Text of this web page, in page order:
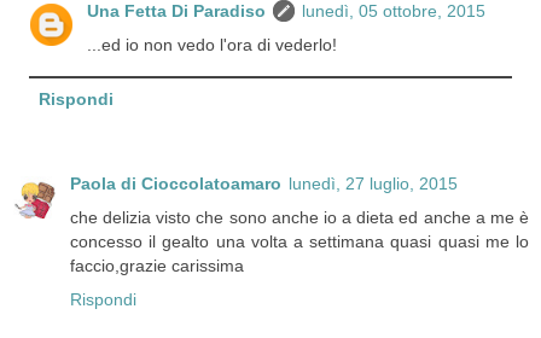
Una Fetta Di Paradiso
lunedì, 05 ottobre, 2015
...ed io non vedo l'ora di vederlo!
Rispondi
Paola di Cioccolatoamaro lunedì, 27 luglio, 2015
che delizia visto che sono anche io a dieta ed anche a me è
concesso il gealto una volta a settimana quasi quasi me lo
faccio,grazie carissima
Rispondi